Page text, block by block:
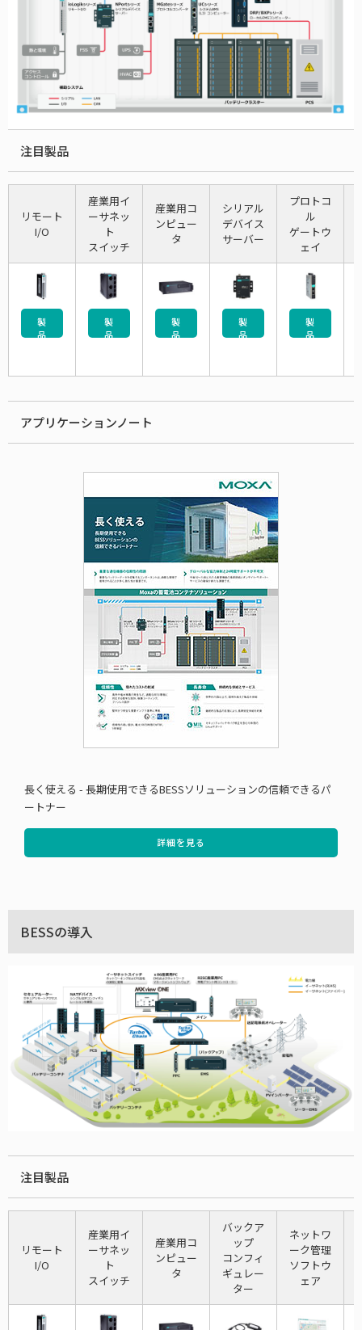
注目製品
リモート
I/O
産業用イ
ーサネッ
ト
スイッチ
産業用コ
ンピュー
タ
シリアル
デバイス
サーバー
プロトコ
ル
ゲートウ
ェイ
製
品
製
品
製
品
製
品
製
品
アプリケーションノート
長く使える - 長期使用できるBESSソリューションの信頼できるパ
ートナー
詳細を見る
BESSの導入
注目製品
リモート
I/O
産業用イ
ーサネッ
ト
スイッチ
産業用コ
ンピュー
タ
バックア
ップ
コンフィ
ギュレー
ター
ネットワ
ーク管理
ソフトウ
ェア